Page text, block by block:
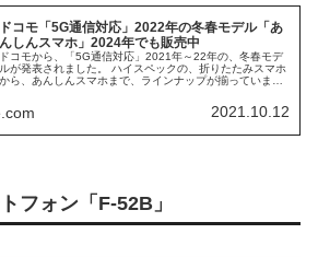
ドコモ「5G通信対応」2022年の冬春モデル「あ
んしんスマホ」2024年でも販売中
ドコモから、「5G通信対応」2021年～22年の、冬春モデ
ルが発表されました。 ハイスペックの、折りたたみスマホ
から、あんしんスマホまで、ラインナップが揃っていま
2021.10.12
フォン「F-52B」